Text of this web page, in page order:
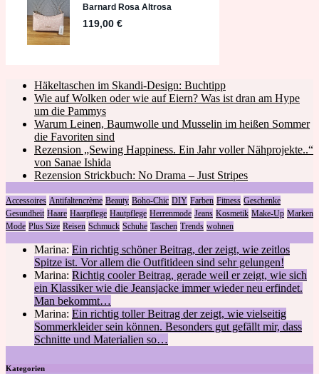
Häkeltaschen im Skandi-Design: Buchtipp
Wie auf Wolken oder wie auf Eiern? Was ist dran am Hype
um die Pammys
Warum Leinen, Baumwolle und Musselin im heißen Sommer
die Favoriten sind
Rezension „Sewing Happiness. Ein Jahr voller Nähprojekte..“
von Sanae Ishida
Rezension Strickbuch: No Drama – Just Stripes
Accessoires Antifaltencrème Beauty Boho-Chic DIY Farben Fitness Geschenke
Gesundheit Haare Haarpflege Hautpflege Herrenmode Jeans Kosmetik Make-Up Marken
Mode Plus Size Reisen Schmuck Schuhe Taschen Trends wohnen
Marina: Ein richtig schöner Beitrag, der zeigt, wie zeitlos
Spitze ist. Vor allem die Outfitideen sind sehr gelungen!
Marina: Richtig cooler Beitrag, gerade weil er zeigt, wie sich
ein Klassiker wie die Jeansjacke immer wieder neu erfindet.
Man bekommt…
Marina: Ein richtig toller Beitrag der zeigt, wie vielseitig
Sommerkleider sein können. Besonders gut gefällt mir, dass
Schnitte und Materialien so…
Kategorien